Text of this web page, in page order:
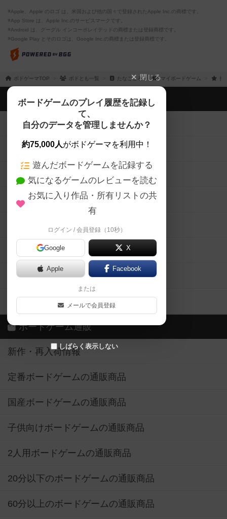
※Apple、Apple のロゴ は、米国および他の国々で登録されたApple Inc.の商標です。
※App Store は、Apple Inc.のサービスマークです。
※Android は、グーグル インコーポレイテッドの商標または登録商標です。
※Google Play とそのロゴは、Google Inc.の商標または登録商標です。
ボドゲーマTOP ボドとも一覧 たなごころ マイボードゲーム 持
閉じる
ボードゲームのプレイ履歴を記録し
て、
自分のデータを管理しませんか？
約75,000人がボドゲーマを利用中！
遊んだボードゲームを記録する
気になるゲームのレビューを読む
お気に入り作品・所有リストの共
有
ログイン / 会員登録（10秒）
Google X
Apple Facebook
または
メールで会員登録
しばらく表示しない
ボドゲーマTOP
ボードゲームを検索する
ボードゲームの新着レビュー
ボードゲーム会情報
メカニクス特集
掲示板・トピックス
ボドとも・会員一覧
ボードゲーム業界コラム
ボドゲーマご利用案内
ボードゲーム通販
新作・再入荷情報
定番ボードゲームの通販商品
国産ボードゲームの通販商品
子供向けボードゲームの通販商品
2人用ボードゲームの通販商品
20分以下のボードゲームの通販商品
60分以上のボードゲームの通販商品